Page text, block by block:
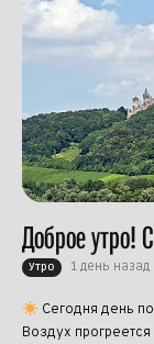
Доброе утро!
Утро 1 день назад
Сегодня день
Воздух